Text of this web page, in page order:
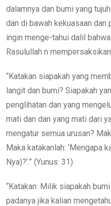
dalamnya dan bumi yang
dan di bawah kekuasaan dan
ingin menge-tahui dalil
Rasulullah n
“Katakan siapakah yang
langit dan bumi? Siapakah
penglihatan dan yang
mati dan dan yang mati dari
mengatur semua urusan?
Maka katakanlah: ‘Mengapa
Nya)?’.” (Yunus: 31)
“Katakan: Milik siapakah
padanya jika kalian